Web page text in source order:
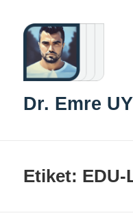
Dr. Emre
Etiket: EDU-